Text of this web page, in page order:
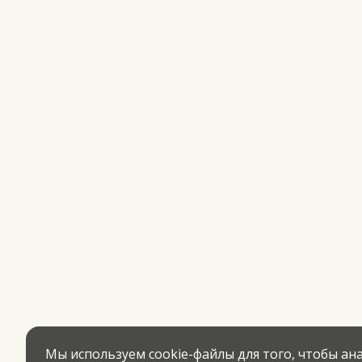
Мы используем cookie-файлы для того, чтобы